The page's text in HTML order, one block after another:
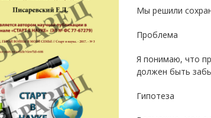
Мы решили
Проблема
Я понимаю, что
должен быть
Гипотеза